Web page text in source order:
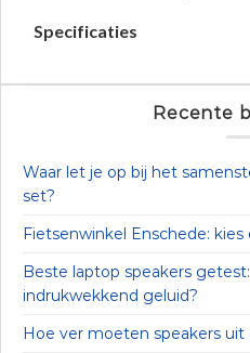
Specificaties
Recente
Waar let je op bij het
set?
Fietsenwinkel Enschede:
Beste laptop speakers
indrukwekkend geluid?
Hoe ver moeten speakers uit